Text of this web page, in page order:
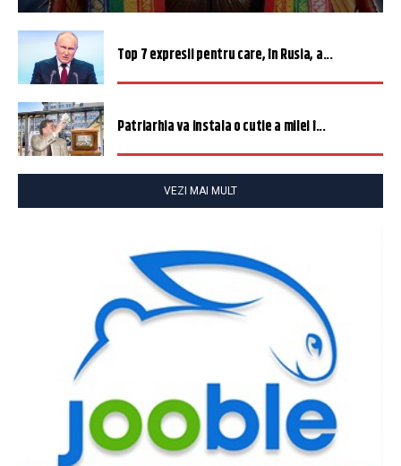
Top 7 expresii pentru care, în Rusia, a...
Patriarhia va instala o cutie a milei î...
VEZI MAI MULT